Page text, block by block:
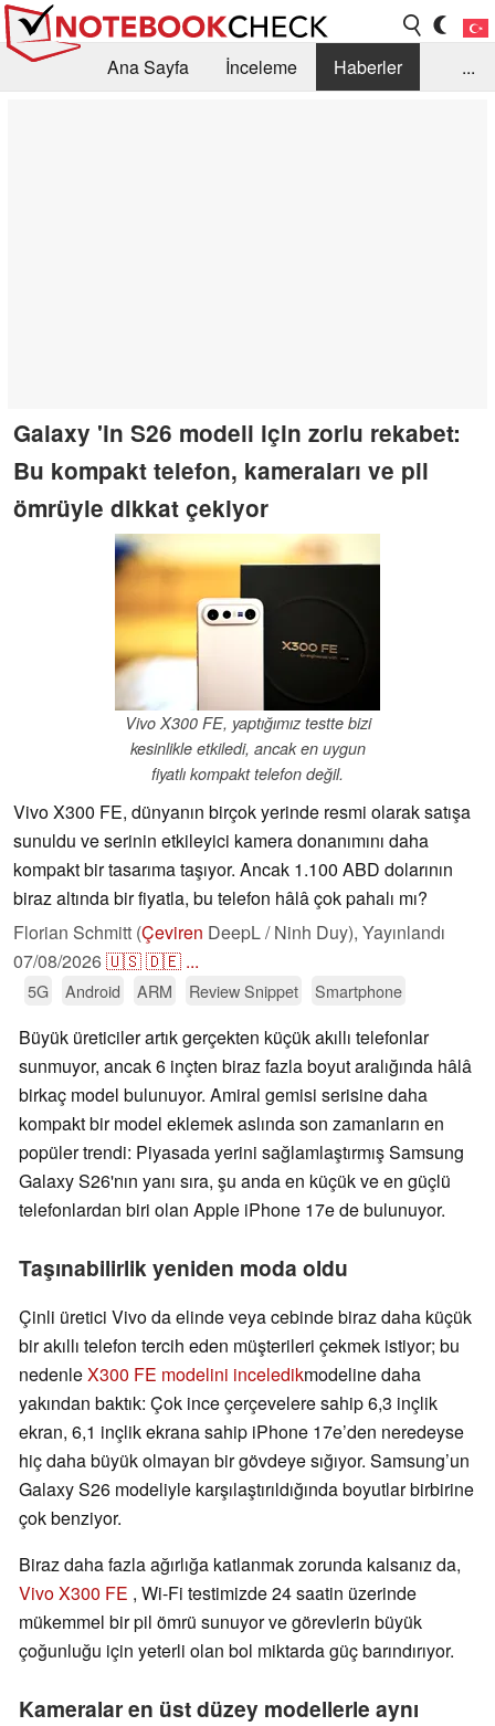
Ana Sayfa İnceleme
Haberler
...
Galaxy 'in S26 modeli için zorlu rekabet:
Bu kompakt telefon, kameraları ve pil
ömrüyle dikkat çekiyor
Vivo X300 FE, yaptığımız testte bizi
kesinlikle etkiledi, ancak en uygun
fiyatlı kompakt telefon değil.
Vivo X300 FE, dünyanın birçok yerinde resmi olarak satışa
sunuldu ve serinin etkileyici kamera donanımını daha
kompakt bir tasarıma taşıyor. Ancak 1.100 ABD dolarının
biraz altında bir fiyatla, bu telefon hâlâ çok pahalı mı?
Florian Schmitt (Çeviren DeepL / Ninh Duy), Yayınlandı
07/08/2026🇺🇸🇩🇪 ...
5G Android ARM Review Snippet Smartphone
Büyük üreticiler artık gerçekten küçük akıllı telefonlar
sunmuyor, ancak 6 inçten biraz fazla boyut aralığında hâlâ
birkaç model bulunuyor. Amiral gemisi serisine daha
kompakt bir model eklemek aslında son zamanların en
popüler trendi: Piyasada yerini sağlamlaştırmış Samsung
Galaxy S26'nın yanı sıra, şu anda en küçük ve en güçlü
telefonlardan biri olan Apple iPhone 17e de bulunuyor.
Taşınabilirlik yeniden moda oldu
Çinli üretici Vivo da elinde veya cebinde biraz daha küçük
bir akıllı telefon tercih eden müşterileri çekmek istiyor; bu
nedenleX300 FE modelini inceledikmodeline daha
yakından baktık: Çok ince çerçevelere sahip 6,3 inçlik
ekran, 6,1 inçlik ekrana sahip iPhone 17e’den neredeyse
hiç daha büyük olmayan bir gövdeye sığıyor. Samsung’un
Galaxy S26 modeliyle karşılaştırıldığında boyutlar birbirine
çok benziyor.
Biraz daha fazla ağırlığa katlanmak zorunda kalsanız da,
Vivo X300 FE , Wi-Fi testimizde 24 saatin üzerinde
mükemmel bir pil ömrü sunuyor ve görevlerin büyük
çoğunluğu için yeterli olan bol miktarda güç barındırıyor.
Kameralar en üst düzey modellerle aynı